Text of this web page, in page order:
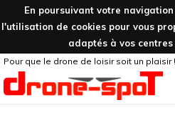
En poursuivant votre
l'utilisation de cookies pour vous
adaptés à vos
Pour que le drone de loisir soit un plaisir !